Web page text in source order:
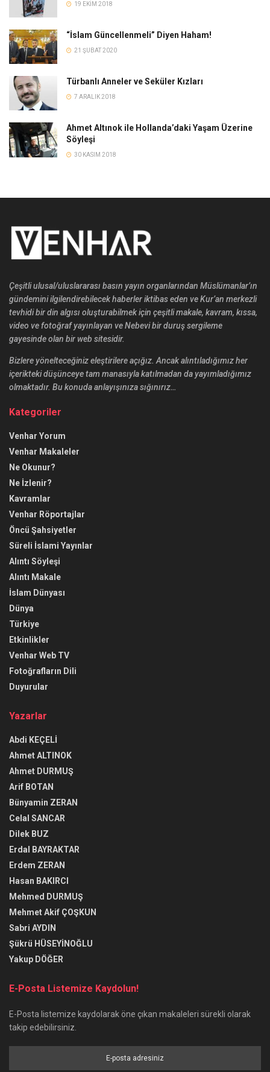
19 EKIM 2018
“İslam Güncellenmeli” Diyen Haham!
21 ŞUBAT 2020
Türbanlı Anneler ve Seküler Kızları
7 ARALIK 2018
Ahmet Altınok ile Hollanda’daki Yaşam Üzerine
Söyleşi
30 KASIM 2018
Çeşitli ulusal/uluslararası basın yayın organlarından Müslümanlar’ın
gündemini ilgilendirebilecek haberler iktibas eden ve Kur’an merkezli
tevhidi bir din algısı oluşturabilmek için çeşitli makale, kavram, kıssa,
video ve fotoğraf yayınlayan ve Nebevi bir duruş sergileme
gayesinde olan bir web sitesidir.
Bizlere yönelteceğiniz eleştirilere açığız. Ancak alıntıladığımız her
içerikteki düşünceye tam manasıyla katılmadan da yayımladığımız
olmaktadır. Bu konuda anlayışınıza sığınırız…
Kategoriler
Venhar Yorum
Venhar Makaleler
Ne Okunur?
Ne İzlenir?
Kavramlar
Venhar Röportajlar
Öncü Şahsiyetler
Süreli İslami Yayınlar
Alıntı Söyleşi
Alıntı Makale
İslam Dünyası
Dünya
Türkiye
Etkinlikler
Venhar Web TV
Fotoğrafların Dili
Duyurular
Yazarlar
Abdi KEÇELİ
Ahmet ALTINOK
Ahmet DURMUŞ
Arif BOTAN
Bünyamin ZERAN
Celal SANCAR
Dilek BUZ
Erdal BAYRAKTAR
Erdem ZERAN
Hasan BAKIRCI
Mehmed DURMUŞ
Mehmet Akif ÇOŞKUN
Sabri AYDIN
Şükrü HÜSEYİNOĞLU
Yakup DÖĞER
E-Posta Listemize Kaydolun!
E-Posta listemize kaydolarak öne çıkan makaleleri sürekli olarak
takip edebilirsiniz.